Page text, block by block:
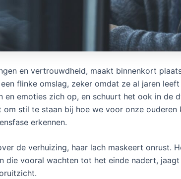
en vertrouwdheid, maakt binnenkort
flinke omslag, zeker omdat ze al jaren
en emoties zich op, en schuurt het ook in de
stil te staan bij hoe we voor onze ouderen
erkennen.
de verhuizing, haar lach maskeert onrust.
die vooral wachten tot het einde nadert,